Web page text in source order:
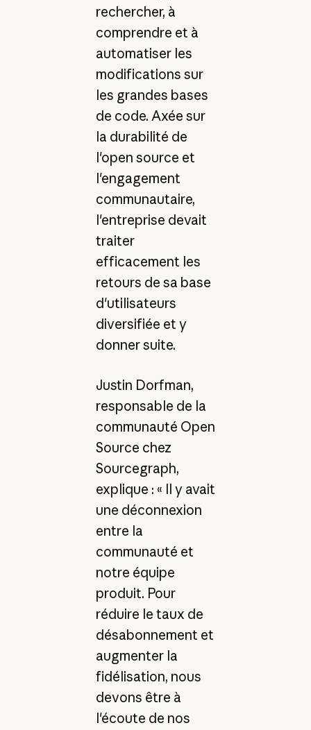
rechercher, à
comprendre et à
automatiser les
modifications sur
les grandes bases
de code. Axée sur
la durabilité de
l'open source et
l'engagement
communautaire,
l'entreprise devait
traiter
efficacement les
retours de sa base
d'utilisateurs
diversifiée et y
donner suite.
Justin Dorfman,
responsable de la
communauté Open
Source chez
Sourcegraph,
explique : « Il y avait
une déconnexion
entre la
communauté et
notre équipe
produit. Pour
réduire le taux de
désabonnement et
augmenter la
fidélisation, nous
devons être à
l'écoute de nos